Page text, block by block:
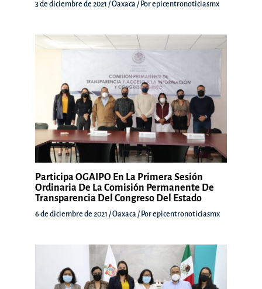
3 de diciembre de 2021 /Oaxaca / Porepicentronoticiasmx
Participa OGAIPO En La Primera Sesión
Ordinaria De La Comisión Permanente De
Transparencia Del Congreso Del Estado
6 de diciembre de 2021 /Oaxaca / Porepicentronoticiasmx